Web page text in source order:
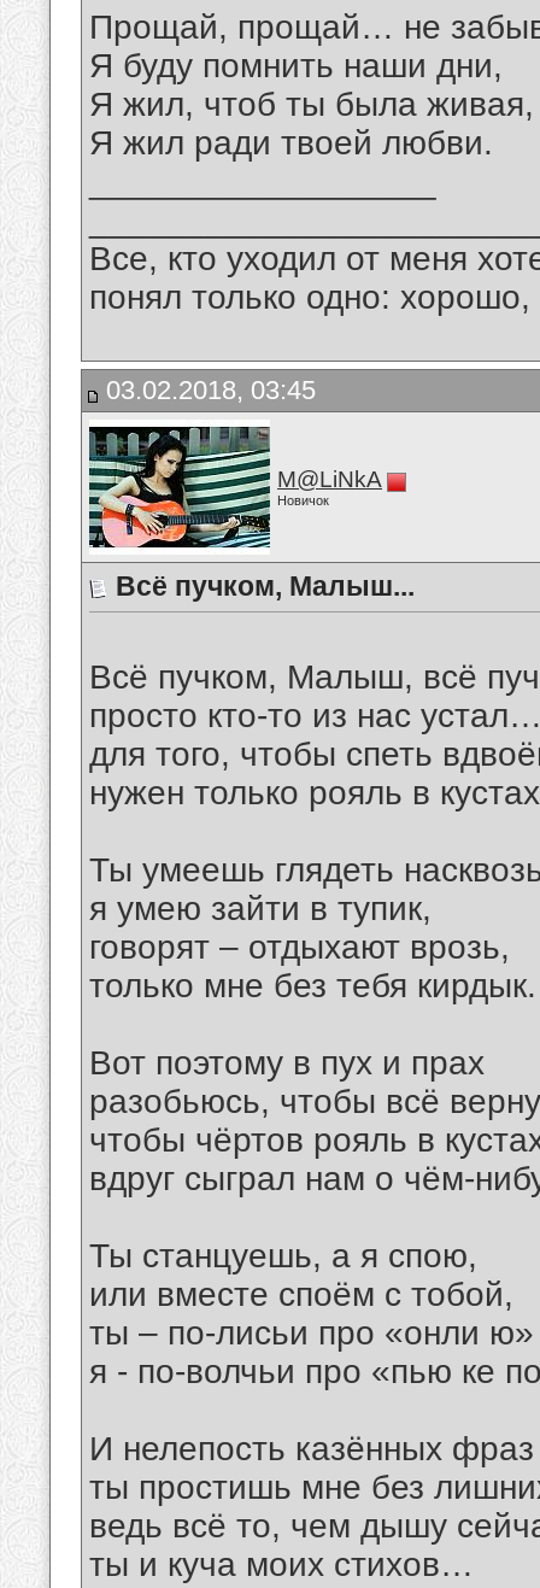
Прощай, прощай… не
Я буду помнить наши дни,
Я жил, чтоб ты была живая,
Я жил ради твоей любви.
Все, кто уходил от меня
понял только одно:
03.02.2018, 03:45
M@LiNkA
Новичок
Всё пучком, Малыш...
Всё пучком, Малыш, всё
просто кто-то из нас
для того, чтобы спеть
нужен только рояль в
Ты умеешь глядеть
я умею зайти в тупик,
говорят – отдыхают врозь,
только мне без тебя кирдык.
Вот поэтому в пух и прах
разобьюсь, чтобы всё
чтобы чёртов рояль в
вдруг сыграл нам о чём-
Ты станцуешь, а я спою,
или вместе споём с тобой,
ты – по-лисьи про «онли ю»
я - по-волчьи про «пью ке
И нелепость казённых фраз
ты простишь мне без
ведь всё то, чем дышу
ты и куча моих стихов…